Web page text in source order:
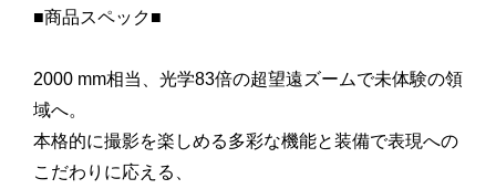
■商品スペック■
2000 mm相当、光学83倍の超望遠ズームで未体験の領
域へ。
本格的に撮影を楽しめる多彩な機能と装備で表現への
こだわりに応える、